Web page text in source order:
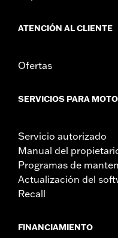
GARANTÍA:1 año de
ATENCIÓN AL CLIENTE
Ofertas
SERVICIOS PARA
Servicio autorizado
Manual del
Programas de
Actualización del
Recall
FINANCIAMIENTO